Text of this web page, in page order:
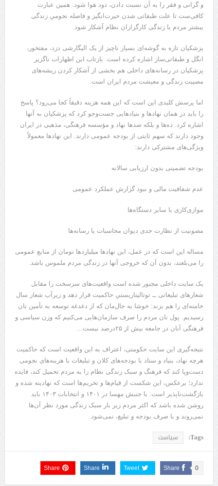
و گرانی و فقر را به آن نسبت دادن، دود هوا شود. همین عبارت
کافی‌ست تا علت طبقاتی شدن حیرت‌انگیز و فاصله‌ نجومیِ زندگی
بیشتر مردم با زندگی کارگزاران نظام آشکار شود.
پزشکیان تازه به گوشه‌ای بسیار ناچیز از یک الیگارشی دزد، مفتخور،
انگل و طبقاتی‌ساز اشاره کرده است. بازتاب این اظهارات ناگزیر
پزشکیان در رسانه‌های داخلی هم بخشی از آشکار کردن ریشه‌های
مصیبت زندگی و معیشت مردم ایران است.
اما پرسش کلیدی این است که این همه هزینه دقیقاً کجا می‌رود؟ پاسخ
را باید در همان نهاد‌ها و بنیاد‌هایی جست‌و‌جو کرد که پزشکیان به آنها
اشاره کرد. ده‌ها و بلکه صد‌ها نهاد و مؤسسه فرهنگی، مذهبی در ایران
وجود دارند که سهم ثابتی از بودجه عمومی دارند. این نهاد‌ها معمولاً
ویژگی‌های مشترکی دارند:
بودجه تضمینی بدون ارزیابی سالانه
عدم شفافیت مالی و نبود گزارش عملکرد عمومی
موازی‌کاری با سایر دستگاه‌ها
مصونیت از نظارت جدی دیوان محاسبات یا رسانه‌ها
مساله این است که در عمل، این نهاد‌ها میلیارد‌ها تومان از منابع عمومی
را می‌بلعند، بدون آن که خروجی آنها در زندگی مردم ملموس باشد.
یک سایت داخلی مجبور شده است واقعیت‌های سرسخت را مقابل
شعارهای تبلیغاتی ــ توتالیتاریستیِ حاکمیت قرار دهد و زیرآب شعار سال
خامنه‌ای را هم بزند: خوشا به حال‌مان که از دغدغه توسعه به تأمین نان
رسیدیم. پول نان مردم را صرف سازمان‌هایی می‌کنیم که وزن سیاسی و
فرهنگی آنان در جامعه بیش از ۲۵درصد نیست…
نتیجه‌گیری این سایت حکومتی، اعتراف به این واقعیت است که حاکمیت
هرچه نهاد، بنیاد و ستاد با بودجه‌های کلان و تبلیغات با هزینه‌های نجومی
دست‌وپا کند که فرهنگ و سبک زندگی نظام را به مردم تحمیل کند، فایده
ندارد؛ برعکس، این شکست از قیام‌ها و تحریم‌ها است که نهادینه شده و
بازگشت‌ناپذیر است: با جنبش مهسا در ۱۴۰۱ و انتخابات ۱۴۰۳ باید
روشن شده باشد که اکثر مردم زیر بار سبک زندگی مورد نظر آن‌ها
نمی‌روند و با صرف بودجه و تبلیغ، نمی‌شود.
Tags: سیاست
Share 0
Tweet
Share
Share